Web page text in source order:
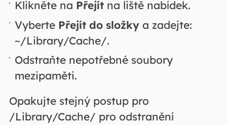
Klikněte na Přejít na liště nabídek.
Vyberte Přejít do složky a zadejte:
~/Library/Cache/.
Odstraňte nepotřebné soubory
mezipaměti.
Opakujte stejný postup pro
/Library/Cache/ pro odstranění